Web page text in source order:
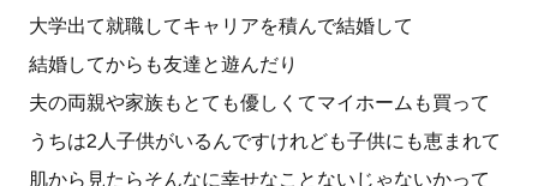
大学出て就職してキャリアを積んで結婚して
結婚してからも友達と遊んだり
夫の両親や家族もとても優しくてマイホームも買って
うちは2人子供がいるんですけれども子供にも恵まれて
肌から見たらそんなに幸せなことないじゃないかって